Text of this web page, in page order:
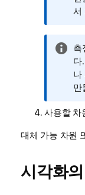
메
서
정
보
메
모
측
다
나
만
사용할 차
대체 가능 차원
시각화